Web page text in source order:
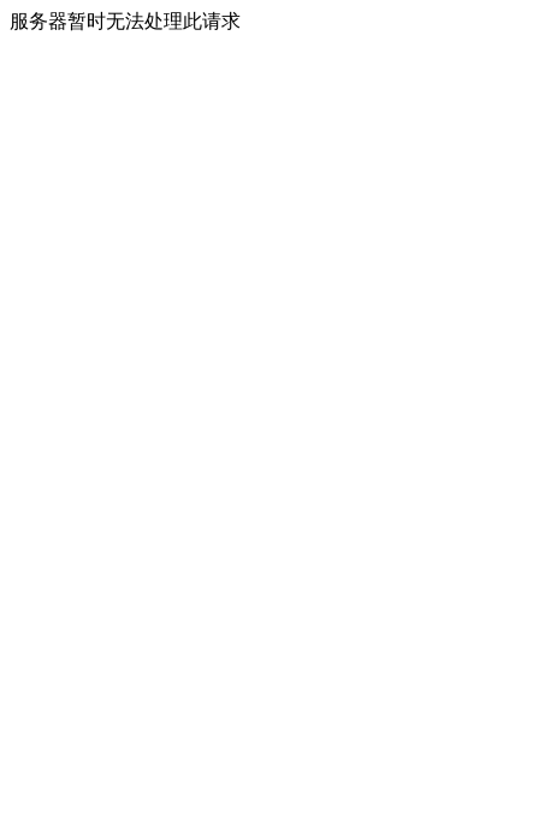
服务器暂时无法处理此请求